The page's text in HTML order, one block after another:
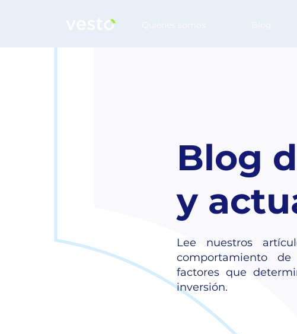
Blog
y
Lee nuestros
comportamiento
factores que
inversión.